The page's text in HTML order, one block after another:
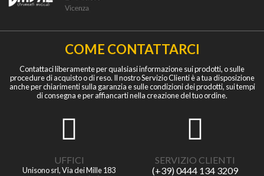
COME CONTATTARCI
Contattaci liberamente per qualsiasi informazione sui prodotti, o sulle
procedure di acquisto o di reso. Il nostro Servizio Clienti è a tua disposizione
anche per chiarimenti sulla garanzia e sulle condizioni dei prodotti, sui tempi
di consegna e per affiancarti nella creazione del tuo ordine.
UFFICI
Unisono srl, Via dei Mille 183
SERVIZIO CLIENTI
(+39) 0444 134 3209